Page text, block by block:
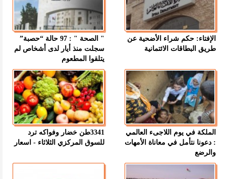
الإفتاء: حكم شراء الأضحية عن
طريق البطاقات الائتمانية
" الصحة " : 97 حالة “حصبة”
سجلت منذ أيار لدى أشخاص لم
يتلقوا المطعوم
الملكة في يوم اللاجىء العالمي
: دعونا نتأمل في معاناة الأمهات
والرضع
3341طن خضار وفواكه ترد
للسوق المركزي الثلاثاء - اسعار